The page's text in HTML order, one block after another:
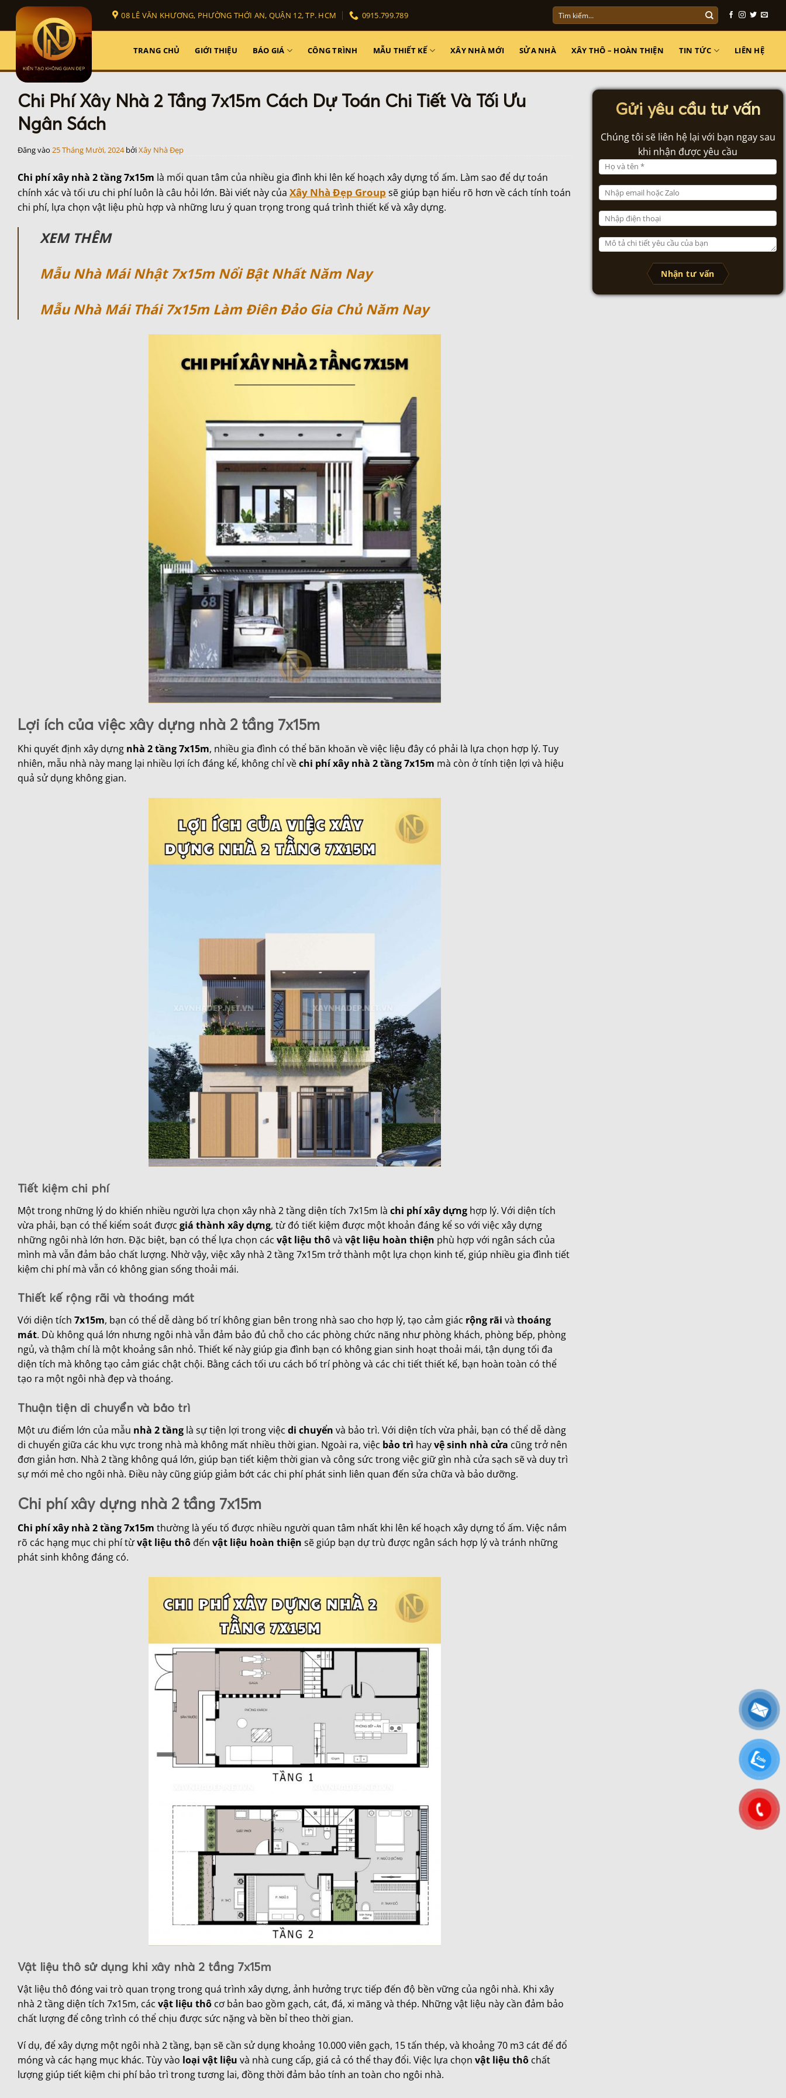
qua
dung
08 LÊ VĂN KHƯƠNG, PHƯỜNG THỚI AN, QUẬN 12, TP. HCM 0915.799.789
Tìm
kiếm:
TRANG CHỦ GIỚI THIỆU BÁO GIÁ CÔNG TRÌNH MẪU THIẾT KẾ XÂY NHÀ MỚI SỬA NHÀ XÂY THÔ – HOÀN THIỆN TIN TỨC LIÊN HỆ
Chi Phí Xây Nhà 2 Tầng 7x15m Cách Dự Toán Chi Tiết Và Tối Ưu
Ngân Sách
Đăng vào 25 Tháng Mười, 2024 bởiXây Nhà Đẹp
Chi phí xây nhà 2 tầng 7x15m là mối quan tâm của nhiều gia đình khi lên kế hoạch xây dựng tổ ấm. Làm sao để dự toán
chính xác và tối ưu chi phí luôn là câu hỏi lớn. Bài viết này của Xây Nhà Đẹp Group sẽ giúp bạn hiểu rõ hơn về cách tính toán
chi phí, lựa chọn vật liệu phù hợp và những lưu ý quan trọng trong quá trình thiết kế và xây dựng.
XEM THÊM
Mẫu Nhà Mái Nhật 7x15m Nổi Bật Nhất Năm Nay
Mẫu Nhà Mái Thái 7x15m Làm Điên Đảo Gia Chủ Năm Nay
Lợi ích của việc xây dựng nhà 2 tầng 7x15m
Khi quyết định xây dựng nhà 2 tầng 7x15m, nhiều gia đình có thể băn khoăn về việc liệu đây có phải là lựa chọn hợp lý. Tuy
nhiên, mẫu nhà này mang lại nhiều lợi ích đáng kể, không chỉ vềchi phí xây nhà 2 tầng 7x15m mà còn ở tính tiện lợi và hiệu
quả sử dụng không gian.
Tiết kiệm chi phí
Một trong những lý do khiến nhiều người lựa chọn xây nhà 2 tầng diện tích 7x15m là chi phí xây dựng hợp lý. Với diện tích
vừa phải, bạn có thể kiểm soát được giá thành xây dựng, từ đó tiết kiệm được một khoản đáng kể so với việc xây dựng
những ngôi nhà lớn hơn. Đặc biệt, bạn có thể lựa chọn các vật liệu thôvà vật liệu hoàn thiện phù hợp với ngân sách của
mình mà vẫn đảm bảo chất lượng. Nhờ vậy, việc xây nhà 2 tầng 7x15m trở thành một lựa chọn kinh tế, giúp nhiều gia đình tiết
kiệm chi phí mà vẫn có không gian sống thoải mái.
Thiết kế rộng rãi và thoáng mát
Với diện tích 7x15m, bạn có thể dễ dàng bố trí không gian bên trong nhà sao cho hợp lý, tạo cảm giác rộng rãi và thoáng
mát. Dù không quá lớn nhưng ngôi nhà vẫn đảm bảo đủ chỗ cho các phòng chức năng như phòng khách, phòng bếp, phòng
ngủ, và thậm chí là một khoảng sân nhỏ. Thiết kế này giúp gia đình bạn có không gian sinh hoạt thoải mái, tận dụng tối đa
diện tích mà không tạo cảm giác chật chội. Bằng cách tối ưu cách bố trí phòng và các chi tiết thiết kế, bạn hoàn toàn có thể
tạo ra một ngôi nhà đẹp và thoáng.
Thuận tiện di chuyển và bảo trì
Một ưu điểm lớn của mẫu nhà 2 tầng là sự tiện lợi trong việc di chuyển và bảo trì. Với diện tích vừa phải, bạn có thể dễ dàng
di chuyển giữa các khu vực trong nhà mà không mất nhiều thời gian. Ngoài ra, việc bảo trì hayvệ sinh nhà cửa cũng trở nên
đơn giản hơn. Nhà 2 tầng không quá lớn, giúp bạn tiết kiệm thời gian và công sức trong việc giữ gìn nhà cửa sạch sẽ và duy trì
sự mới mẻ cho ngôi nhà. Điều này cũng giúp giảm bớt các chi phí phát sinh liên quan đến sửa chữa và bảo dưỡng.
Chi phí xây dựng nhà 2 tầng 7x15m
Chi phí xây nhà 2 tầng 7x15m thường là yếu tố được nhiều người quan tâm nhất khi lên kế hoạch xây dựng tổ ấm. Việc nắm
rõ các hạng mục chi phí từvật liệu thô đến vật liệu hoàn thiện sẽ giúp bạn dự trù được ngân sách hợp lý và tránh những
phát sinh không đáng có.
Vật liệu thô sử dụng khi xây nhà 2 tầng 7x15m
Vật liệu thô đóng vai trò quan trọng trong quá trình xây dựng, ảnh hưởng trực tiếp đến độ bền vững của ngôi nhà. Khi xây
nhà 2 tầng diện tích 7x15m, các vật liệu thô cơ bản bao gồm gạch, cát, đá, xi măng và thép. Những vật liệu này cần đảm bảo
chất lượng để công trình có thể chịu được sức nặng và bền bỉ theo thời gian.
Ví dụ, để xây dựng một ngôi nhà 2 tầng, bạn sẽ cần sử dụng khoảng 10.000 viên gạch, 15 tấn thép, và khoảng 70 m3 cát để đổ
móng và các hạng mục khác. Tùy vào loại vật liệu và nhà cung cấp, giá cả có thể thay đổi. Việc lựa chọn vật liệu thô chất
lượng giúp tiết kiệm chi phí bảo trì trong tương lai, đồng thời đảm bảo tính an toàn cho ngôi nhà.
Gửi yêu cầu tư vấn
Chúng tôi sẽ liên hệ lại với bạn ngay sau
khi nhận được yêu cầu
Nhận tư vấn